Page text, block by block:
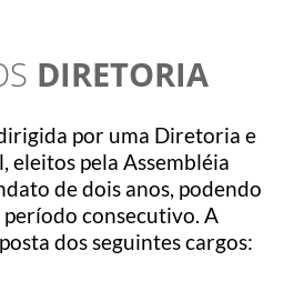
DIRETORIA
por uma Diretoria e
eleitos pela Assembléia
de dois anos, podendo
consecutivo. A
dos seguintes cargos: